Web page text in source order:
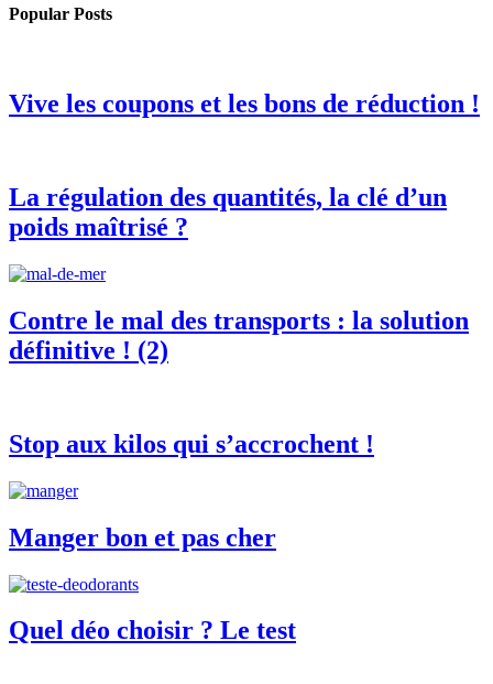
Popular Posts
Vive les coupons et les bons de réduction !
La régulation des quantités, la clé d’un
poids maîtrisé ?
Contre le mal des transports : la solution
définitive ! (2)
Stop aux kilos qui s’accrochent !
Manger bon et pas cher
Quel déo choisir ? Le test